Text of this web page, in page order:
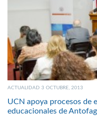
ACTUALIDAD 3 OCTUBRE, 2013
UCN apoya procesos de
educacionales de